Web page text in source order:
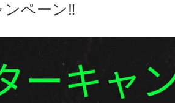
ペーン‼️